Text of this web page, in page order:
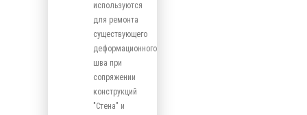
используются
для ремонта
существующего
деформационного
шва при
сопряжении
конструкций
"Стена" и